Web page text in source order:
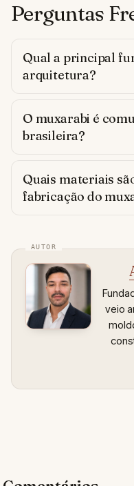
Perguntas
Qual a principal
arquitetura?
O muxarabi é
brasileira?
Quais materiais
fabricação do
veio